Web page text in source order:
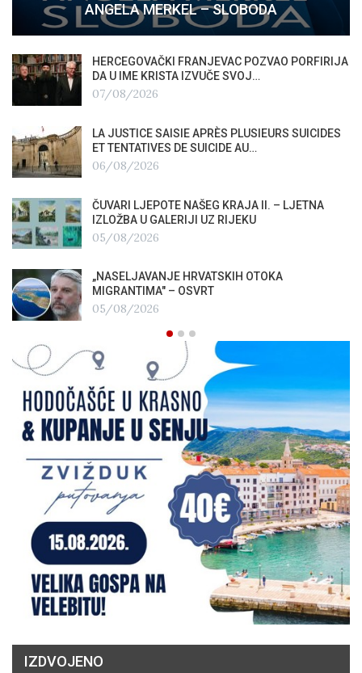
ANGELA MERKEL – SLOBODA
HERCEGOVAČKI FRANJEVAC POZVAO PORFIRIJA
DA U IME KRISTA IZVUČE SVOJ…
07/08/2026
LA JUSTICE SAISIE APRÈS PLUSIEURS SUICIDES
ET TENTATIVES DE SUICIDE AU…
06/08/2026
ČUVARI LJEPOTE NAŠEG KRAJA II. – LJETNA
IZLOŽBA U GALERIJI UZ RIJEKU
05/08/2026
„NASELJAVANJE HRVATSKIH OTOKA
MIGRANTIMA″ – OSVRT
05/08/2026
IZDVOJENO